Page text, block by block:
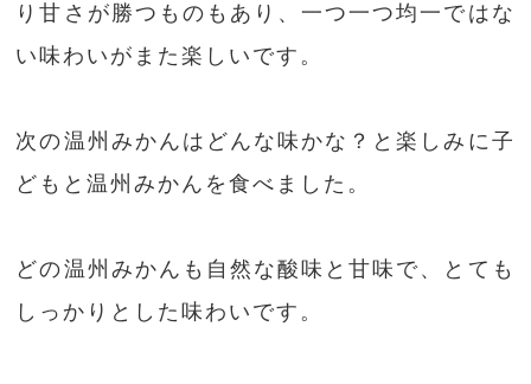
り甘さが勝つものもあり、一つ一つ均一ではな
い味わいがまた楽しいです。
次の温州みかんはどんな味かな？と楽しみに子
どもと温州みかんを食べました。
どの温州みかんも自然な酸味と甘味で、とても
しっかりとした味わいです。